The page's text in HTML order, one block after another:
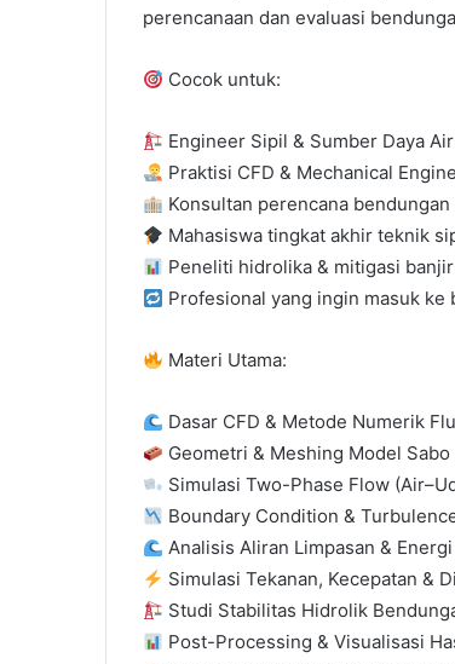
perencanaan dan evaluasi
Cocok untuk:
Engineer Sipil & Sumber Daya Air
Praktisi CFD & Mechanical
Konsultan perencana bendungan
Mahasiswa tingkat akhir teknik
Peneliti hidrolika & mitigasi banjir
Profesional yang ingin masuk ke
Materi Utama:
Dasar CFD & Metode Numerik
Geometri & Meshing Model Sabo
Simulasi Two-Phase Flow
Boundary Condition &
Analisis Aliran Limpasan &
Simulasi Tekanan, Kecepatan &
Studi Stabilitas Hidrolik
Post-Processing & Visualisasi